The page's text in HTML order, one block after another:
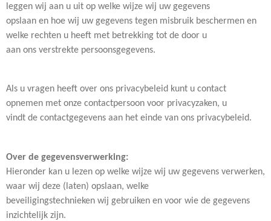
leggen wij aan u uit op welke wijze wij uw gegevens
opslaan en hoe wij uw gegevens tegen misbruik beschermen en
welke rechten u heeft met betrekking tot de door u
aan ons verstrekte persoonsgegevens.
Als u vragen heeft over ons privacybeleid kunt u contact
opnemen met onze contactpersoon voor privacyzaken, u
vindt de contactgegevens aan het einde van ons privacybeleid.
Over de gegevensverwerking:
Hieronder kan u lezen op welke wijze wij uw gegevens verwerken,
waar wij deze (laten) opslaan, welke
beveiligingstechnieken wij gebruiken en voor wie de gegevens
inzichtelijk zijn.